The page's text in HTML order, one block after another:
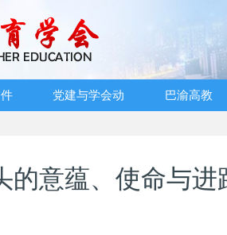
党建与学会动 巴渝高教
的意蕴、使命与进